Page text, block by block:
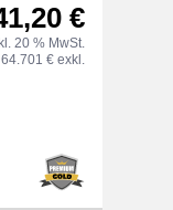
€
20 % MwSt.
64.701 € exkl.